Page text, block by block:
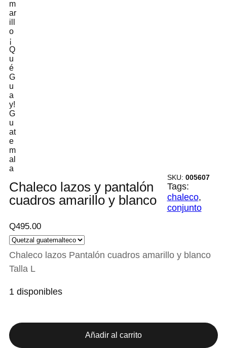
Chaleco lazos y pantalón
cuadros amarillo y blanco
SKU: 005607
Tags:
chaleco
conjunto
Q495.00
Chaleco lazos Pantalón cuadros amarillo y blanco
Talla L
1 disponibles
h
a
Añadir al carrito